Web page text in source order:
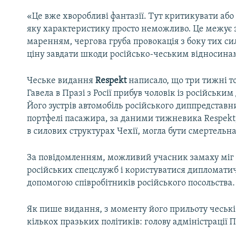
«Це вже хворобливі фантазії. Тут критикувати
яку характеристику просто неможливо. Це межує
маренням, чергова груба провокація з боку тих
ціну завдати шкоди російсько-чеським
Чеське виданняRespektнаписало, що три тижні
Гавела в Празі з Росії прибув чоловік із
Його зустрів автомобіль російського
портфелі пасажира, за даними тижневика
в силових структурах Чехії, могла бути
За повідомленням, можливий учасник замаху міг
російських спецслужб і користуватися
допомогою співробітників російського посольства.
Як пише видання, з моменту його прильоту
кількох празьких політиків: голову адміністрації